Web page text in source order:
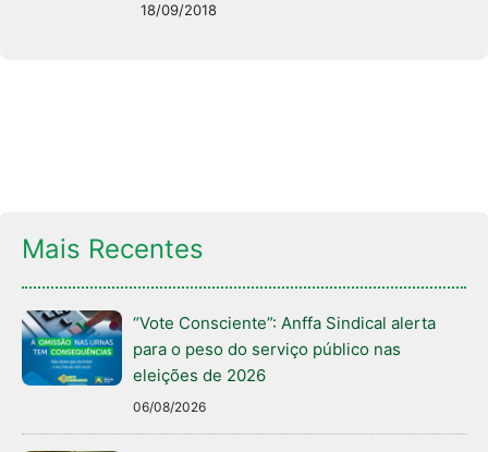
18/09/2018
Mais Recentes
“Vote Consciente”: Anffa Sindical alerta
para o peso do serviço público nas
eleições de 2026
06/08/2026